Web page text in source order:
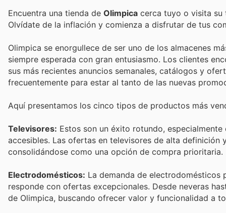
Encuentra una tienda de Olimpica cerca tuyo o visita su
Olvídate de la inflación y comienza a disfrutar de tus
Olimpica se enorgullece de ser uno de los almacenes
siempre esperada con gran entusiasmo. Los clientes
sus más recientes anuncios semanales, catálogos y
frecuentemente para estar al tanto de las nuevas
Aquí presentamos los cinco tipos de productos más
Televisores: Estos son un éxito rotundo,
accesibles. Las ofertas en televisores de alta definición
consolidándose como una opción de compra prioritaria.
Electrodomésticos: La demanda de electrodomésticos
responde con ofertas excepcionales. Desde neveras
de Olimpica, buscando ofrecer valor y funcionalidad a